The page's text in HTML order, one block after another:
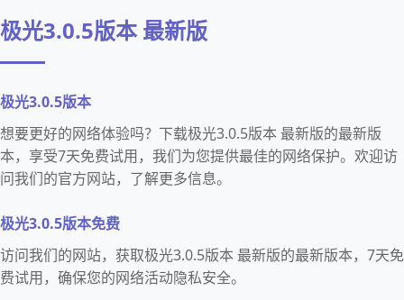
极光3.0.5版本 最新版
极光3.0.5版本
想要更好的网络体验吗？下载极光3.0.5版本 最新版的最新版
本，享受7天免费试用，我们为您提供最佳的网络保护。欢迎访
问我们的官方网站，了解更多信息。
极光3.0.5版本免费
访问我们的网站，获取极光3.0.5版本 最新版的最新版本，7天免
费试用，确保您的网络活动隐私安全。